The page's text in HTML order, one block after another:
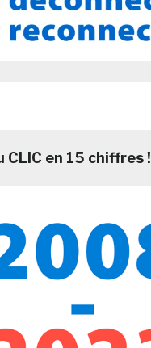
CLIC en 15 chiffres !